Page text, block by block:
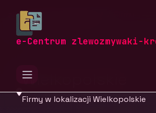
e-Centrum zlewozmywaki-
zlewozmywaki-krosch.pl
Firmy z województwa
Wielkopolskie
Firmy w lokalizacji Wielkopolskie